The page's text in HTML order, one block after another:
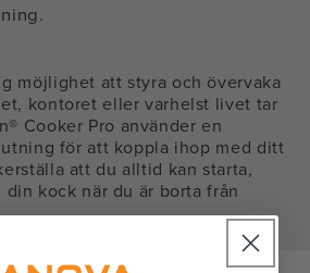
möjlighet att styra och övervaka
kontoret eller varhelst livet tar
Cooker Pro använder en
för att koppla ihop med ditt
att du alltid kan starta,
kock när du är borta från